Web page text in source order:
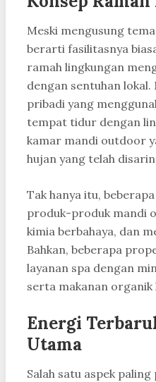
Meski mengusung
berarti fasilitasnya
ramah lingkungan
dengan sentuhan
pribadi yang
tempat tidur dengan
kamar mandi outdoor
hujan yang telah
Tak hanya itu,
produk-produk mandi
kimia berbahaya, dan
Bahkan, beberapa
layanan spa dengan
serta makanan organik
Energi
Utama
Salah satu aspek